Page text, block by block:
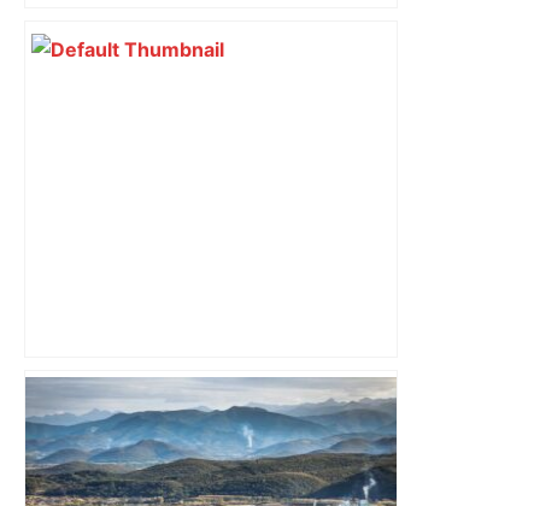
Top 14: comment Perpignan a une
nouvelle fois fait tomber Toulouse? –
RMC Sport